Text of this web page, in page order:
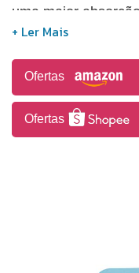
uma maior
distribuem o fluxo
um prático adesivo
aderência ao sutiã.
Ofertas
Ofertas